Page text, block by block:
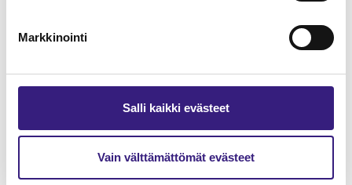
Markkinointi
Salli kaikki evästeet
Vain välttämättömät evästeet